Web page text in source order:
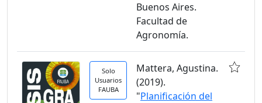
Buenos Aires.
Facultad de
Agronomía.
Solo
Usuarios
FAUBA
Mattera, Agustina.
(2019).
"Planificación del